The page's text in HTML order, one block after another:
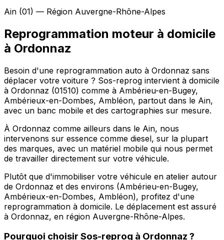
Ain (01) — Région Auvergne-Rhône-Alpes
Reprogrammation moteur à domicile
à Ordonnaz
Besoin d'une reprogrammation auto à Ordonnaz sans
déplacer votre voiture ? Sos-reprog intervient à domicile
à Ordonnaz (01510) comme à Ambérieu-en-Bugey,
Ambérieux-en-Dombes, Ambléon, partout dans le Ain,
avec un banc mobile et des cartographies sur mesure.
À Ordonnaz comme ailleurs dans le Ain, nous
intervenons sur essence comme diesel, sur la plupart
des marques, avec un matériel mobile qui nous permet
de travailler directement sur votre véhicule.
Plutôt que d'immobiliser votre véhicule en atelier autour
de Ordonnaz et des environs (Ambérieu-en-Bugey,
Ambérieux-en-Dombes, Ambléon), profitez d'une
reprogrammation à domicile. Le déplacement est assuré
à Ordonnaz, en région Auvergne-Rhône-Alpes.
Pourquoi choisir Sos-reprog à Ordonnaz ?